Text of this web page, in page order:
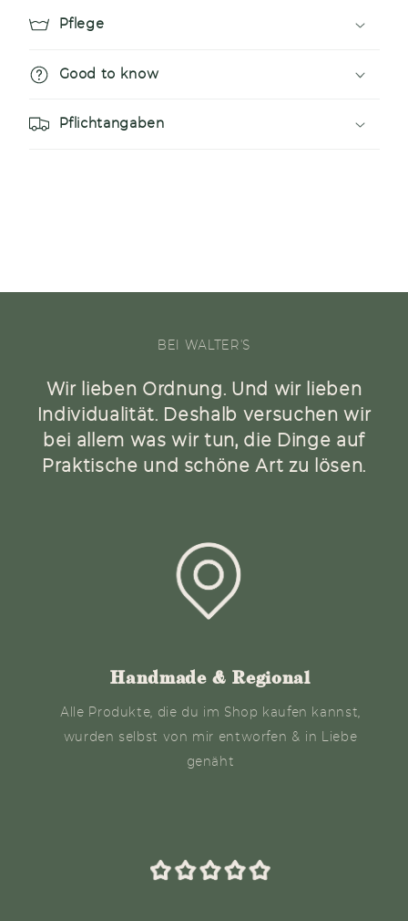
n
h
a
l
t
Pflege
Good to know
Pflichtangaben
BEI WALTER'S
Wir lieben Ordnung. Und wir lieben
Individualität. Deshalb versuchen wir
bei allem was wir tun, die Dinge auf
Praktische und schöne Art zu lösen.
Handmade & Regional
Alle Produkte, die du im Shop kaufen kannst,
wurden selbst von mir entworfen & in Liebe
genäht